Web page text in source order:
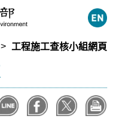
工程施工查核小組網頁